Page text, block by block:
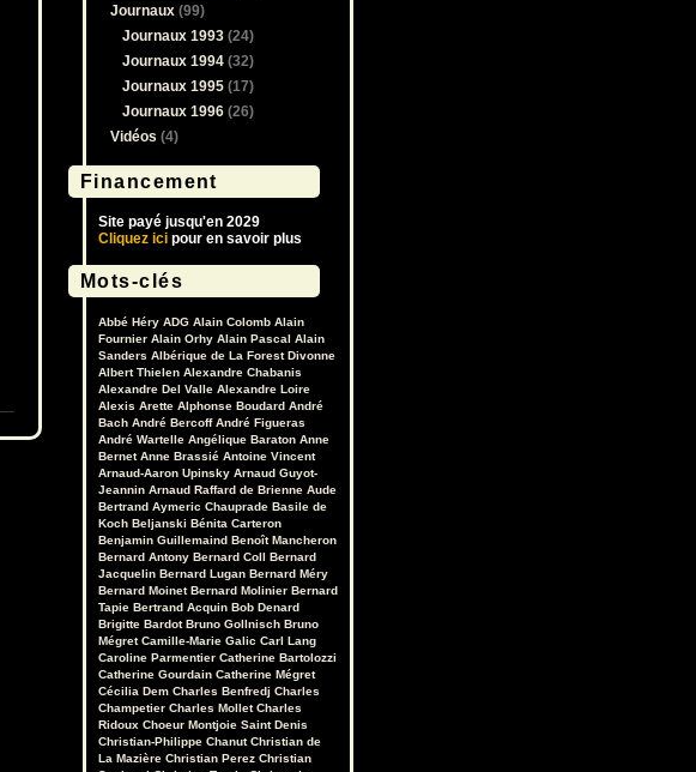
Journaux (99)
Journaux 1993 (24)
Journaux 1994 (32)
Journaux 1995 (17)
Journaux 1996 (26)
Vidéos (4)
Financement
Site payé jusqu'en 2029
Cliquez ici pour en savoir plus
Mots-clés
Abbé Héry ADG Alain Colomb Alain
Fournier Alain Orhy Alain Pascal Alain
Sanders Albérique de La Forest Divonne
Albert Thielen Alexandre Chabanis
Alexandre Del Valle Alexandre Loire
Alexis Arette Alphonse Boudard André
Bach André Bercoff André Figueras
André Wartelle Angélique Baraton Anne
Bernet Anne Brassié Antoine Vincent
Arnaud-Aaron Upinsky Arnaud Guyot-
Jeannin Arnaud Raffard de Brienne Aude
Bertrand Aymeric Chauprade Basile de
Koch Beljanski Bénita Carteron
Benjamin Guillemaind Benoît Mancheron
Bernard Antony Bernard Coll Bernard
Jacquelin Bernard Lugan Bernard Méry
Bernard Moinet Bernard Molinier Bernard
Tapie Bertrand Acquin Bob Denard
Brigitte Bardot Bruno Gollnisch Bruno
Mégret Camille-Marie Galic Carl Lang
Caroline Parmentier Catherine Bartolozzi
Catherine Gourdain Catherine Mégret
Cécilia Dem Charles Benfredj Charles
Champetier Charles Mollet Charles
Ridoux Choeur Montjoie Saint Denis
Christian-Philippe Chanut Christian de
La Mazière Christian Perez Christian